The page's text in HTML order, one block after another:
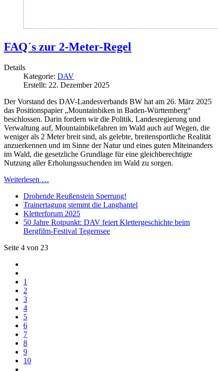
FAQ´s zur 2-Meter-Regel
Details
Kategorie: DAV
Erstellt: 22. Dezember 2025
Der Vorstand des DAV-Landesverbands BW hat am 26. März 2025
das Positionspapier „Mountainbiken in Baden-Württemberg“
beschlossen. Darin fordern wir die Politik, Landesregierung und
Verwaltung auf, Mountainbikefahren im Wald auch auf Wegen, die
weniger als 2 Meter breit sind, als gelebte, breitensportliche Realität
anzuerkennen und im Sinne der Natur und eines guten Miteinanders
im Wald, die gesetzliche Grundlage für eine gleichberechtigte
Nutzung aller Erholungssuchenden im Wald zu sorgen.
Weiterlesen …
Drohende Reußenstein Sperrung!
Trainertagung stemmt die Langhantel
Kletterforum 2025
50 Jahre Rotpunkt: DAV feiert Klettergeschichte beim
Bergfilm-Festival Tegernsee
Seite 4 von 23
1
2
3
4
5
6
7
8
9
10